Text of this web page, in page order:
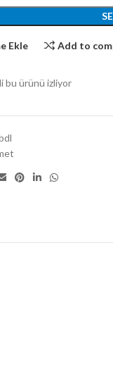
Ekle Add to
bu ürünü izliyor